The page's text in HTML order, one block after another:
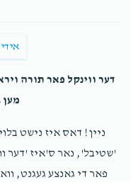
דער ווינקל פאר תורה
מען
ניין! דאס איז נישט
'שטיבל', נאר ס'איז 'דער
פאר די גאנצע געגנט,